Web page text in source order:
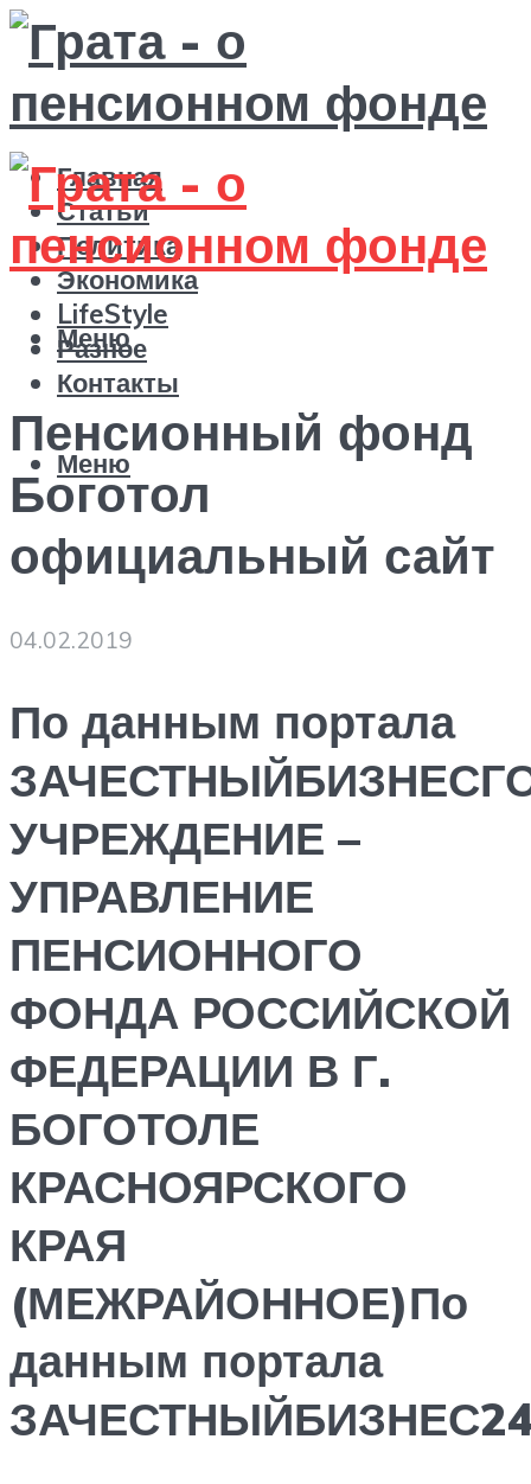
Главная
Статьи
Политика
Экономика
LifeStyle
Разное
Контакты
Меню
Меню
Пенсионный фонд
Боготол
официальный сайт
04.02.2019
По данным портала
УЧРЕЖДЕНИЕ –
УПРАВЛЕНИЕ
ПЕНСИОННОГО
ФОНДА РОССИЙСКОЙ
ФЕДЕРАЦИИ В Г.
БОГОТОЛЕ
КРАСНОЯРСКОГО
КРАЯ
(МЕЖРАЙОННОЕ)По
данным портала